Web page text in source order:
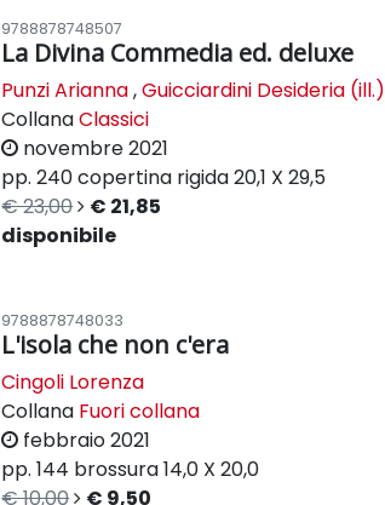
9788878748507
La Divina Commedia ed. deluxe
Punzi Arianna,Guicciardini Desideria (ill.)
CollanaClassici
novembre 2021
pp. 240copertina rigida20,1 X 29,5
€ 23,00
€ 21,85
disponibile
9788878748033
L'isola che non c'era
Cingoli Lorenza
Collana Fuori collana
febbraio 2021
pp. 144 brossura14,0 X 20,0
€ 10,00
€ 9,50